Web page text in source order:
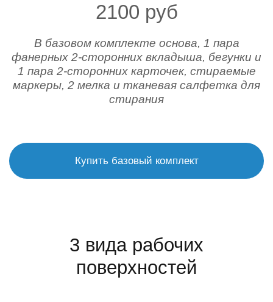
2100 руб
В базовом комплекте основа, 1 пара
фанерных 2-сторонних вкладыша, бегунки и
1 пара 2-сторонних карточек, стираемые
маркеры, 2 мелка и тканевая салфетка для
стирания
Купить базовый комплект
3 вида рабочих
поверхностей